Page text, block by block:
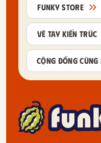
FUNKY STORE
VẼ TAY KIẾN TRÚC
CỘNG ĐỒNG CÙNG